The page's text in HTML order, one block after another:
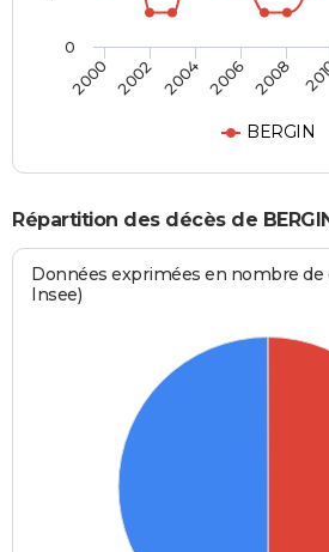
BERGIN
2000 2002 2004 2006 2008
0
Répartition des décès de
Données exprimées en nombre de
Insee)